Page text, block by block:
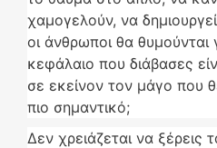
χαμογελούν, να
οι άνθρωποι θα θυμούνται
κεφάλαιο που διάβασες
σε εκείνον τον μάγο που
πιο σημαντικό;
Δεν χρειάζεται να ξέρεις